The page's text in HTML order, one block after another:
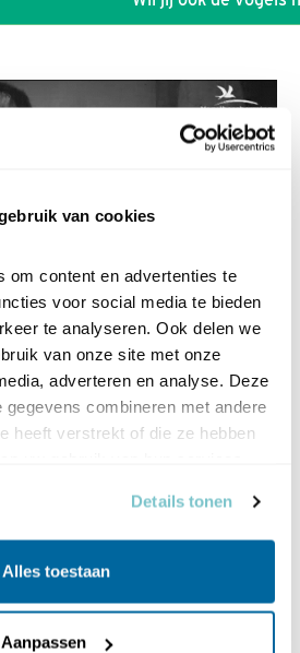
van cookies
om content en advertenties te
voor social media te bieden
te analyseren. Ook delen we
van onze site met onze
adverteren en analyse. Deze
gegevens combineren met andere
heeft verstrekt of die ze hebben
Details tonen
Alles toestaan
Aanpassen
en chaos
maart 2023, 16:15 |
Vind ik
eerder had bezorgd.